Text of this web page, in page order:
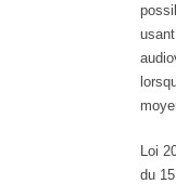
Loi
du